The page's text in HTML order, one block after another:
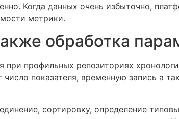
Когда данных очень избыточно,
метрики.
обработка
при профильных репозиториях
показателя, временную запись а
сортировку, определение